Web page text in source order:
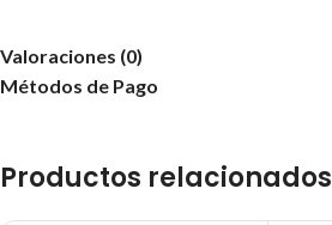
Valoraciones (0)
Métodos de Pago
Productos relacionados